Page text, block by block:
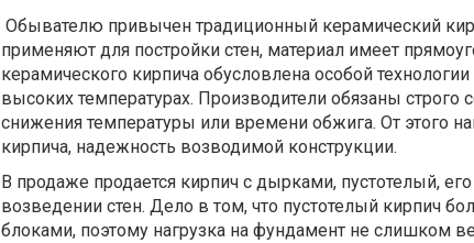
Обывателю привычен традиционный керамический
применяют для постройки стен, материал имеет
керамического кирпича обусловлена особой
высоких температурах. Производители обязаны строго
снижения температуры или времени обжига. От этого
кирпича, надежность возводимой конструкции.
В продаже продается кирпич с дырками, пустотелый,
возведении стен. Дело в том, что пустотелый кирпич
блоками, поэтому нагрузка на фундамент не слишком